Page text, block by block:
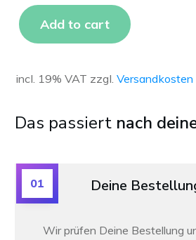
Add to cart
incl. 19% VAT zzgl. Versandkosten
Das passiert nach
Deine
01
Wir prüfen Deine Bestellung